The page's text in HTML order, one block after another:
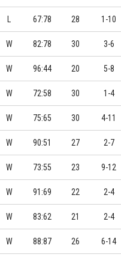
67:78 28 1-10
W 82:78 30 3-6
W 96:44 20 5-8
W 72:58 30 1-4
W 75:65 30 4-11
W 90:51 27 2-7
W 73:55 23 9-12
W 91:69 22 2-4
W 83:62 21 2-4
W 88:87 26 6-14